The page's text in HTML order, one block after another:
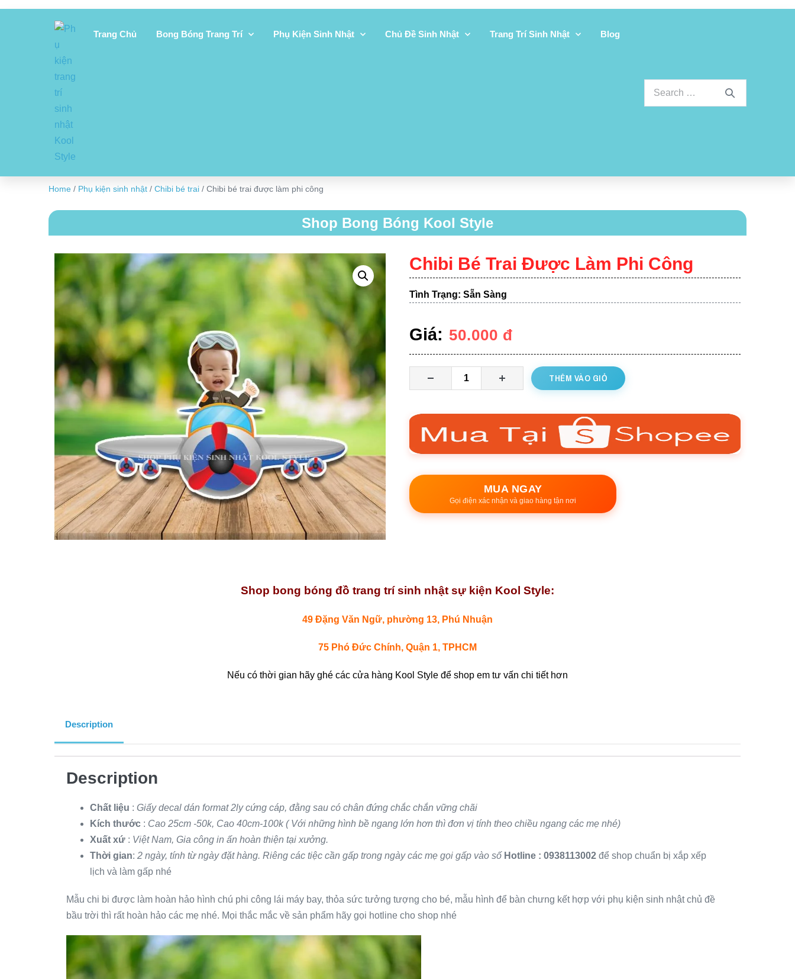
Trang Chủ Bong Bóng Trang Trí Phụ Kiện Sinh Nhật Chủ Đề Sinh Nhật Trang Trí Sinh Nhật Blog
Home / Phụ kiện sinh nhật / Chibi bé trai / Chibi bé trai được làm phi công
Shop Bong Bóng Kool Style
Chibi Bé Trai Được Làm Phi Công
Tình Trạng: Sẵn Sàng
Giá: 50.000 đ
THÊM VÀO GIỎ
MUA NGAY
Gọi điện xác nhận và giao hàng tận nơi
Shop bong bóng đồ trang trí sinh nhật sự kiện Kool Style:
49 Đặng Văn Ngữ, phường 13, Phú Nhuận
75 Phó Đức Chính, Quận 1, TPHCM
Nếu có thời gian hãy ghé các cửa hàng Kool Style để shop em tư vấn chi tiết hơn
Description
Description
Chất liệu : Giấy decal dán format 2ly cứng cáp, đằng sau có chân đứng chắc chắn vững chãi
Kích thước : Cao 25cm -50k, Cao 40cm-100k ( Với những hình bề ngang lớn hơn thì đơn vị tính theo chiều ngang các mẹ nhé)
Xuất xứ : Việt Nam, Gia công in ấn hoàn thiện tại xưởng.
Thời gian: 2 ngày, tính từ ngày đặt hàng. Riêng các tiệc cần gấp trong ngày các mẹ gọi gấp vào số Hotline : 0938113002 để shop chuẩn bị xắp xếp
lịch và làm gấp nhé
Mẫu chi bi được làm hoàn hảo hình chú phi công lái máy bay, thỏa sức tưởng tượng cho bé, mẫu hình để bàn chưng kết hợp với phụ kiện sinh nhật chủ đề
bầu trời thì rất hoàn hảo các mẹ nhé. Mọi thắc mắc về sản phẩm hãy gọi hotline cho shop nhé